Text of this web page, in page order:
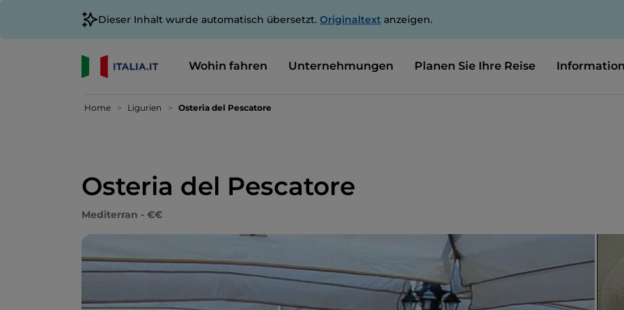
Dieser Inhalt wurde automatisch übersetzt. Originaltext anzeigen.
Wohin fahren Unternehmungen Planen Sie Ihre Reise
Home Ligurien Osteria del Pescatore
Osteria del Pescatore
Mediterran - €€